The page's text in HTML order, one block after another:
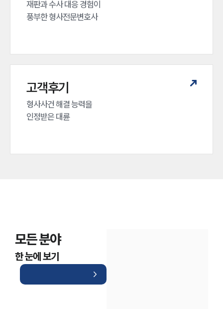
재판과 수사 대응 경험이
풍부한 형사전문변호사
고객후기
형사사건 해결 능력을
인정받은 대륜
모든 분야
한 눈에 보기